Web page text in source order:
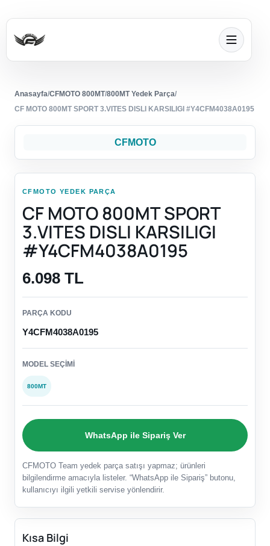
Anasayfa/CFMOTO 800MT/800MT Yedek Parça/
CF MOTO 800MT SPORT 3.VITES DISLI KARSILIGI #Y4CFM4038A0195
CFMOTO
CFMOTO YEDEK PARÇA
CF MOTO 800MT SPORT
3.VITES DISLI KARSILIGI
#Y4CFM4038A0195
6.098 TL
PARÇA KODU
Y4CFM4038A0195
MODEL SEÇIMI
800MT
WhatsApp ile Sipariş Ver
CFMOTO Team yedek parça satışı yapmaz; ürünleri
bilgilendirme amacıyla listeler. “WhatsApp ile Sipariş” butonu,
kullanıcıyı ilgili yetkili servise yönlendirir.
Kısa Bilgi